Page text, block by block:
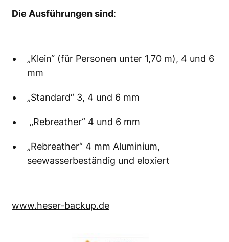
Die Ausführungen sind:
„Klein“ (für Personen unter 1,70 m), 4 und 6
mm
„Standard“ 3, 4 und 6 mm
„Rebreather“ 4 und 6 mm
„Rebreather“ 4 mm Aluminium,
seewasserbeständig und eloxiert
www.heser-backup.de